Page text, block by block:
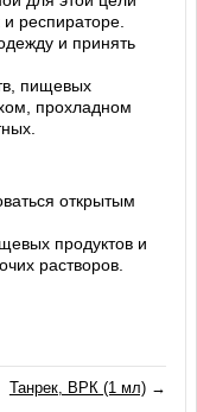
респираторе.
и принять
пищевых
прохладном
открытым
продуктов и
растворов.
Танрек, ВРК (1 мл)→